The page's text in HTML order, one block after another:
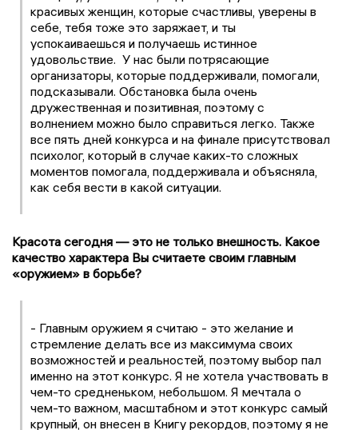
красивых женщин, которые счастливы, уверены в
себе, тебя тоже это заряжает, и ты
успокаиваешься и получаешь истинное
удовольствие. У нас были потрясающие
организаторы, которые поддерживали, помогали,
подсказывали. Обстановка была очень
дружественная и позитивная, поэтому с
волнением можно было справиться легко. Также
все пять дней конкурса и на финале присутствовал
психолог, который в случае каких-то сложных
моментов помогала, поддерживала и объясняла,
как себя вести в какой ситуации.
Красота сегодня — это не только внешность. Какое
качество характера Вы считаете своим главным
«оружием» в борьбе?
- Главным оружием я считаю - это желание и
стремление делать все из максимума своих
возможностей и реальностей, поэтому выбор пал
именно на этот конкурс. Я не хотела участвовать в
чем-то средненьком, небольшом. Я мечтала о
чем-то важном, масштабном и этот конкурс самый
крупный, он внесен в Книгу рекордов, поэтому я не